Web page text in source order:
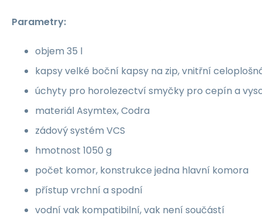
Parametry:
objem 35 l
kapsy velké boční kapsy na zip, vnitřní
úchyty pro horolezectví smyčky pro cepín a
materiál Asymtex, Codra
zádový systém VCS
hmotnost 1050 g
počet komor, konstrukce jedna hlavní komora
přístup vrchní a spodní
vodní vak kompatibilní, vak není součástí